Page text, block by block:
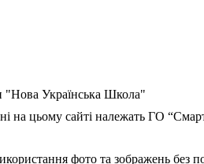
"Нова Українська Школа"
на цьому сайті належать ГО “Смарт
фото та зображень без